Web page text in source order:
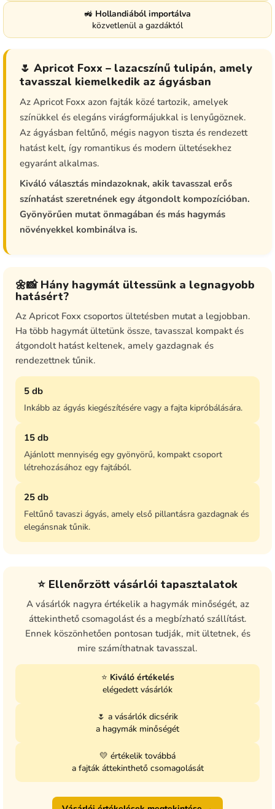
🚜 Hollandiából importálva
közvetlenül a gazdáktól
🌷 Apricot Foxx – lazacszínű tulipán, amely
tavasszal kiemelkedik az ágyásban
Az Apricot Foxx azon fajták közé tartozik, amelyek
színükkel és elegáns virágformájukkal is lenyűgöznek.
Az ágyásban feltűnő, mégis nagyon tiszta és rendezett
hatást kelt, így romantikus és modern ültetésekhez
egyaránt alkalmas.
Kiváló választás mindazoknak, akik tavasszal erős
színhatást szeretnének egy átgondolt kompozícióban.
Gyönyörűen mutat önmagában és más hagymás
növényekkel kombinálva is.
🌼📸 Hány hagymát ültessünk a legnagyobb
hatásért?
Az Apricot Foxx csoportos ültetésben mutat a legjobban.
Ha több hagymát ültetünk össze, tavasszal kompakt és
átgondolt hatást keltenek, amely gazdagnak és
rendezettnek tűnik.
5 db
Inkább az ágyás kiegészítésére vagy a fajta kipróbálására.
15 db
Ajánlott mennyiség egy gyönyörű, kompakt csoport
létrehozásához egy fajtából.
25 db
Feltűnő tavaszi ágyás, amely első pillantásra gazdagnak és
elegánsnak tűnik.
⭐ Ellenőrzött vásárlói tapasztalatok
A vásárlók nagyra értékelik a hagymák minőségét, az
áttekinthető csomagolást és a megbízható szállítást.
Ennek köszönhetően pontosan tudják, mit ültetnek, és
mire számíthatnak tavasszal.
⭐ Kiváló értékelés
elégedett vásárlók
🌷 a vásárlók dicsérik
a hagymák minőségét
💛 értékelik továbbá
a fajták áttekinthető csomagolását